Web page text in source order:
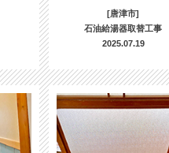
[唐津市]
石油給湯器取替工事
2025.07.19